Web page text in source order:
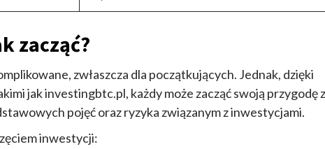
zacząć?
zwłaszcza dla początkujących. Jednak, dzięki
jak investingbtc.pl, każdy może zacząć swoją przygodę z
pojęć oraz ryzyka związanym z inwestycjami.
inwestycji: